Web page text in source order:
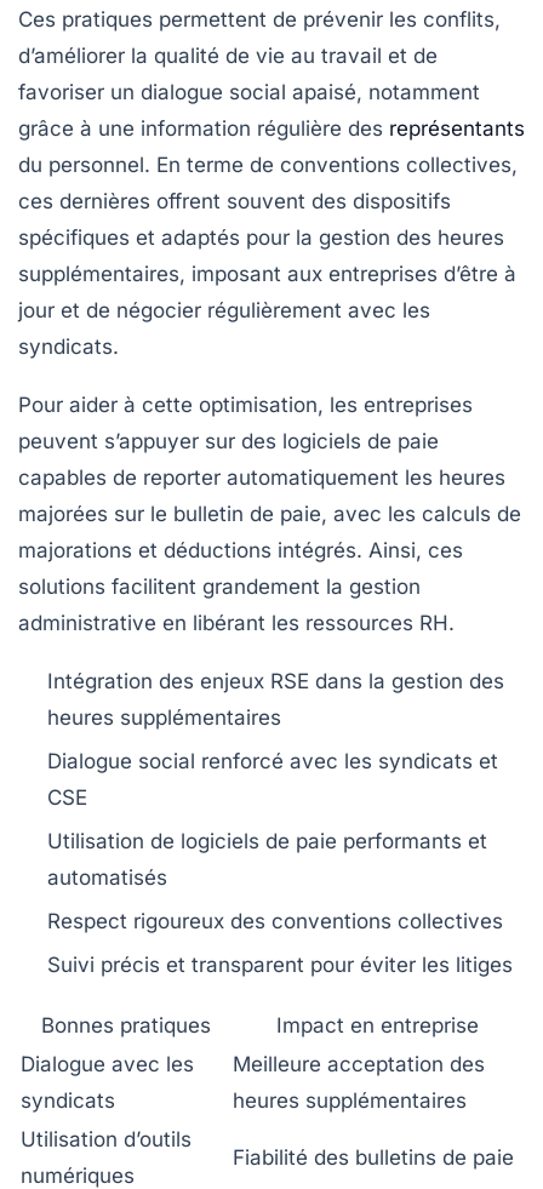
Ces pratiques permettent de prévenir les conflits,
d’améliorer la qualité de vie au travail et de
favoriser un dialogue social apaisé, notamment
grâce à une information régulière des représentants
du personnel. En terme de conventions collectives,
ces dernières offrent souvent des dispositifs
spécifiques et adaptés pour la gestion des heures
supplémentaires, imposant aux entreprises d’être à
jour et de négocier régulièrement avec les
syndicats.
Pour aider à cette optimisation, les entreprises
peuvent s’appuyer sur des logiciels de paie
capables de reporter automatiquement les heures
majorées sur le bulletin de paie, avec les calculs de
majorations et déductions intégrés. Ainsi, ces
solutions facilitent grandement la gestion
administrative en libérant les ressources RH.
Intégration des enjeux RSE dans la gestion des
heures supplémentaires
Dialogue social renforcé avec les syndicats et
CSE
Utilisation de logiciels de paie performants et
automatisés
Respect rigoureux des conventions collectives
Suivi précis et transparent pour éviter les litiges
Bonnes pratiques
Impact en entreprise
Dialogue avec les
syndicats
Meilleure acceptation des
heures supplémentaires
Utilisation d’outils
numériques
Fiabilité des bulletins de paie